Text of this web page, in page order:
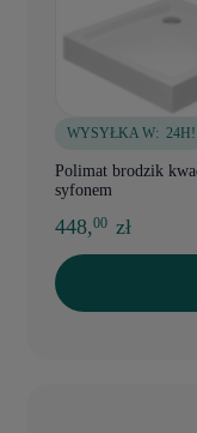
WYSYŁKA W: 24H!
Polimat brodzik
syfonem
448,00 zł